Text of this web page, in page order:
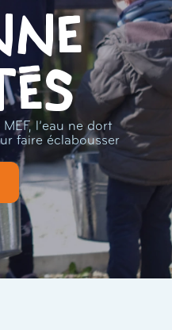
l’eau ne dort
faire éclabousser